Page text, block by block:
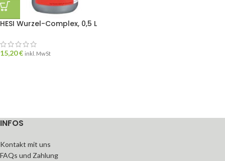
HESI Wurzel-Complex, 0,5 L
15,20€ inkl. MwSt
INFOS
Kontakt mit uns
FAQs und Zahlung